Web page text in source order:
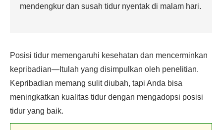
mendengkur dan susah tidur nyentak di malam hari.
Posisi tidur memengaruhi kesehatan dan mencerminkan
kepribadian—Itulah yang disimpulkan oleh penelitian.
Kepribadian memang sulit diubah, tapi Anda bisa
meningkatkan kualitas tidur dengan mengadopsi posisi
tidur yang baik.